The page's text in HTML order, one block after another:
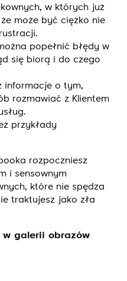
w których już
może być ciężko nie
popełnić błędy w
się biorą i do czego
informacje o tym,
rozmawiać z Klientem
przykłady
rozpoczniesz
i sensownym
które nie spędza
traktujesz jako zła
galerii obrazów